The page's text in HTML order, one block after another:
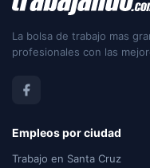
La bolsa de trabajo mas
profesionales con las
Empleos por ciudad
Trabajo en Santa Cruz